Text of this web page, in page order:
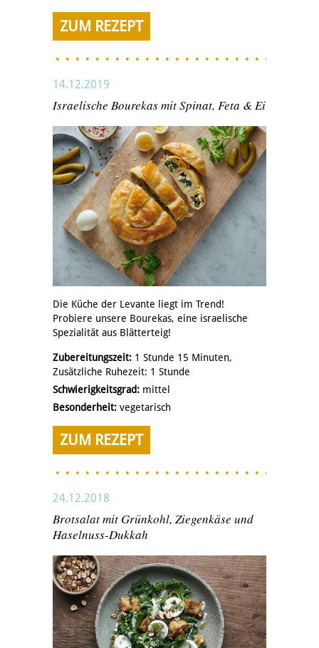
ZUM REZEPT
14.12.2019
Israelische Bourekas mit Spinat, Feta & Ei
Die Küche der Levante liegt im Trend!
Probiere unsere Bourekas, eine israelische
Spezialität aus Blätterteig!
Zubereitungszeit: 1 Stunde 15 Minuten,
Zusätzliche Ruhezeit: 1 Stunde
Schwierigkeitsgrad: mittel
Besonderheit: vegetarisch
ZUM REZEPT
24.12.2018
Brotsalat mit Grünkohl, Ziegenkäse und
Haselnuss-Dukkah